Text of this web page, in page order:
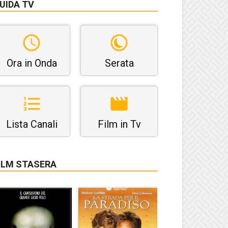
TV
Ora in Onda Serata
Lista Canali Film in Tv
STASERA